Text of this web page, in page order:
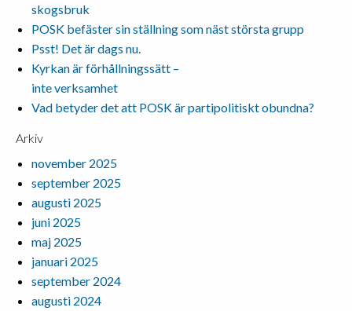
skogsbruk
POSK befäster sin ställning som näst största grupp
Psst! Det är dags nu.
Kyrkan är förhållningssätt –
inte verksamhet
Vad betyder det att POSK är partipolitiskt obundna?
Arkiv
november 2025
september 2025
augusti 2025
juni 2025
maj 2025
januari 2025
september 2024
augusti 2024